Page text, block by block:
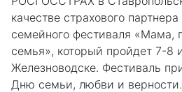
качестве страхового
семейного фестиваля «Мама,
семья», который пройдет 7-8
Железноводске. Фестиваль
Дню семьи, любви и верности.